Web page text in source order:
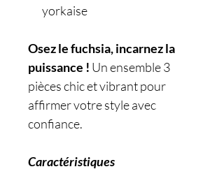
yorkaise
Osez le fuchsia, incarnez la
puissance ! Un ensemble 3
pièces chic et vibrant pour
affirmer votre style avec
confiance.
Caractéristiques